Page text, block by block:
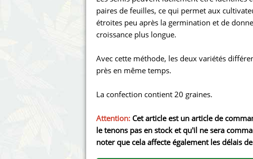
Annabelle´s Garden
Barney's Farm
Bulk Seed Bank
Bulldog Seeds
Cannabella Genetics
Fast Buds
Green Bodhi
House of the
paires de feuilles, ce qui permet aux
étroites peu après la germination et de
croissance plus longue.
Avec cette méthode, les deux variétés
près en même temps.
La confection contient 20 graines.
Attention: Cet article est un article de
le tenons pas en stock et qu'il ne sera
noter que cela affecte également les délais